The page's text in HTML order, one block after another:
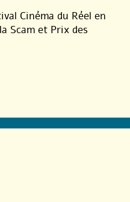
Cinéma du Réel en
Scam et Prix des